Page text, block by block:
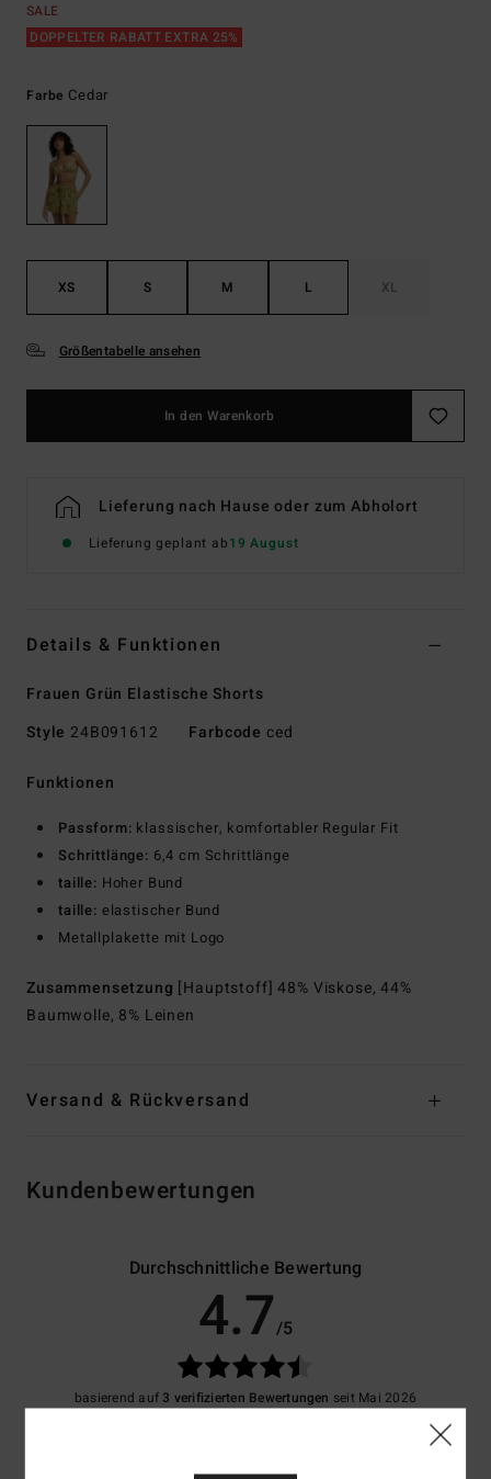
SALE
DOPPELTER RABATT EXTRA 25%
Farbe Cedar
XS S M L XL
Größentabelle ansehen
In den Warenkorb
Lieferung nach Hause oder zum Abholort
Lieferung geplant ab19 August
Details & Funktionen
Frauen Grün Elastische Shorts
Style 24B091612 Farbcode ced
Funktionen
Passform: klassischer, komfortabler Regular Fit
Schrittlänge: 6,4 cm Schrittlänge
taille: Hoher Bund
taille: elastischer Bund
Metallplakette mit Logo
Zusammensetzung [Hauptstoff] 48% Viskose, 44%
Baumwolle, 8% Leinen
Versand & Rückversand
Kundenbewertungen
Durchschnittliche Bewertung
4.7/5
basierend auf 3 verifizierten Bewertungen seit Mai 2026
Preis-Leistungs-Verhältnis